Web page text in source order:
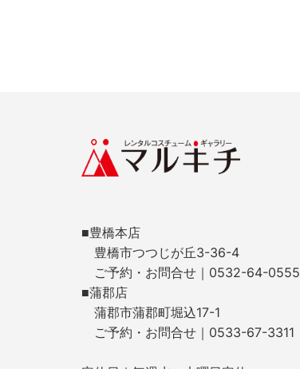
■豊橋本店
豊橋市つつじが丘3-36-4
ご予約・お問合せ｜0532-64-0555
■蒲郡店
蒲郡市蒲郡町堀込17-1
ご予約・お問合せ｜0533-67-3311